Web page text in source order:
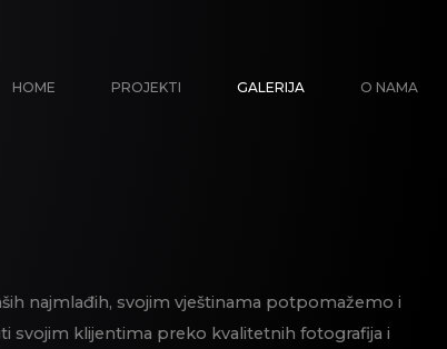
HOME PROJEKTI GALERIJA O NAMA
najmlađih, svojim vještinama potpomažemo i
svojim klijentima preko kvalitetnih fotografija i